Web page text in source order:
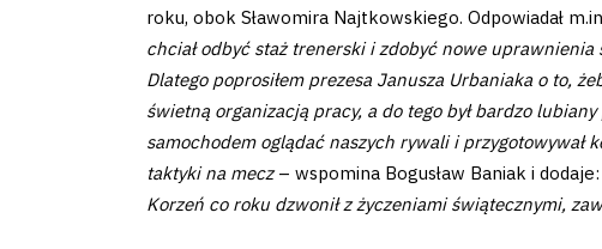
roku, obok Sławomira Najtkowskiego. Odpowiadał
chciał odbyć staż trenerski i zdobyć nowe
Dlatego poprosiłem prezesa Janusza Urbaniaka o to,
świetną organizacją pracy, a do tego był bardzo
samochodem oglądać naszych rywali i przygotowywał
taktyki na mecz– wspomina Bogusław Baniak i
Korzeń co roku dzwonił z życzeniami świątecznymi,